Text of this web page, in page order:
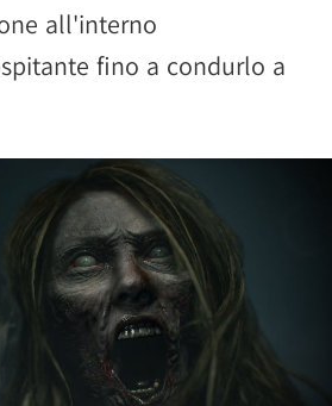
all'interno
fino a condurlo a